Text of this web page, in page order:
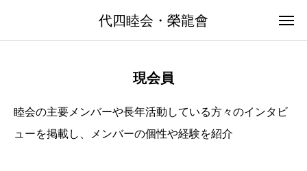
代四睦会・榮龍會
下北沢・代沢4丁目の代四睦会 / 神輿会の栄龍會は会員を募集し
ています
お問い合わせ
現会員
睦会の主要メンバーや長年活動している方々のインタビ
ューを掲載し、メンバーの個性や経験を紹介